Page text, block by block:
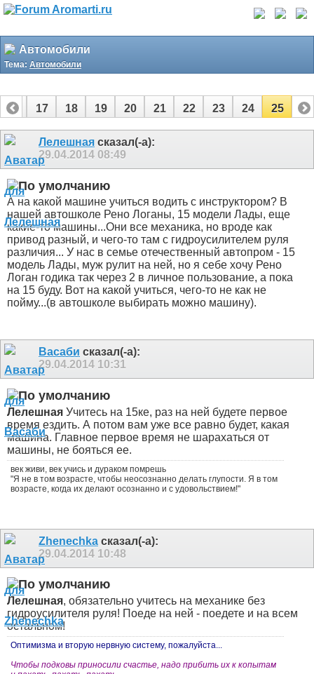
Автомобили
Тема: Автомобили
16 17 18 19 20 21 22 23 24 25
Лелешная сказал(-а):
29.04.2014 08:49
А на какой машине учиться водить с инструктором? В
нашей автошколе Рено Логаны, 15 модели Лады, еще
какие-то машины...Они все механика, но вроде как
привод разный, и чего-то там с гидроусилителем руля
различия... У нас в семье отечественный автопром - 15
модель Лады, муж рулит на ней, но я себе хочу Рено
Логан годика так через 2 в личное пользование, а пока
на 15 буду. Вот на какой учиться, чего-то не как не
пойму...(в автошколе выбирать можно машину).
Васаби сказал(-а):
29.04.2014 10:31
Лелешная Учитесь на 15ке, раз на ней будете первое
время ездить. А потом вам уже все равно будет, какая
машина. Главное первое время не шарахаться от
машины, не бояться ее.
век живи, век учись и дураком помрешь
"Я не в том возрасте, чтобы неосознанно делать глупости. Я в том
возрасте, когда их делают осознанно и с удовольствием!"
Zhenechka сказал(-а):
29.04.2014 10:48
Лелешная, обязательно учитесь на механике без
гидроусилителя руля! Поеде на ней - поедете и на всем
остальном!
Оптимизма и вторую нервную систему, пожалуйста...
Чтобы подковы приносили счастье, надо прибить их к копытам